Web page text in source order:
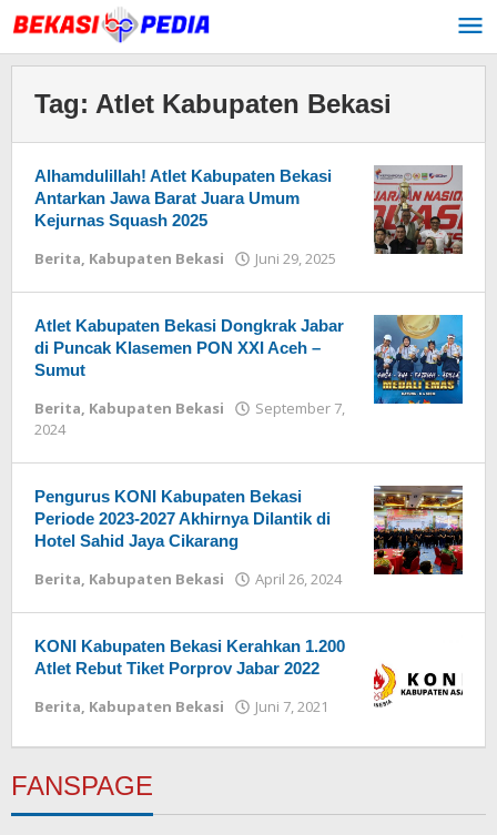
Lewati
ke
konten
Tag: Atlet Kabupaten Bekasi
Alhamdulillah! Atlet Kabupaten Bekasi
Antarkan Jawa Barat Juara Umum
Kejurnas Squash 2025
Berita, Kabupaten Bekasi Juni 29, 2025
oleh
Atlet Kabupaten Bekasi Dongkrak Jabar
di Puncak Klasemen PON XXI Aceh –
Sumut
Berita, Kabupaten Bekasi
September 7,
2024
Pengurus KONI Kabupaten Bekasi
Periode 2023-2027 Akhirnya Dilantik di
Hotel Sahid Jaya Cikarang
Berita, Kabupaten Bekasi April 26, 2024
oleh
KONI Kabupaten Bekasi Kerahkan 1.200
Atlet Rebut Tiket Porprov Jabar 2022
Berita, Kabupaten Bekasi Juni 7, 2021
FANSPAGE